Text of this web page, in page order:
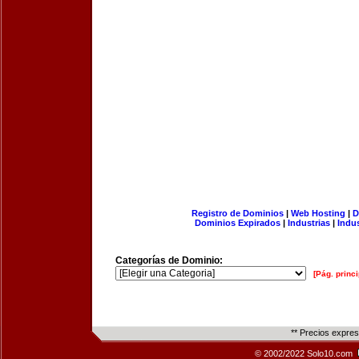
Registro de Dominios| Web Hosting |
Dominios Expirados | Industrias |
Categorías de Dominio:
[Pág.
** Precios
© 2002/2022 Solo10.com